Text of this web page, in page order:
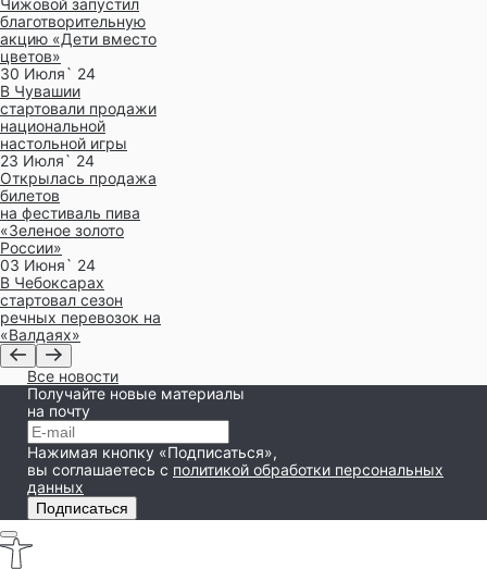
благотворительную
акцию «Дети вместо
цветов»
30 Июля` 24
В Чувашии
стартовали продажи
национальной
настольной игры
23 Июля` 24
Открылась продажа
билетов
на фестиваль пива
«Зеленое золото
России»
03 Июня` 24
В Чебоксарах
стартовал сезон
речных перевозок на
«Валдаях»
Все новости
Получайте новые материалы
на почту
Нажимая кнопку «Подписаться»,
вы соглашаетесь с политикой обработки персональных
данных
Подписаться